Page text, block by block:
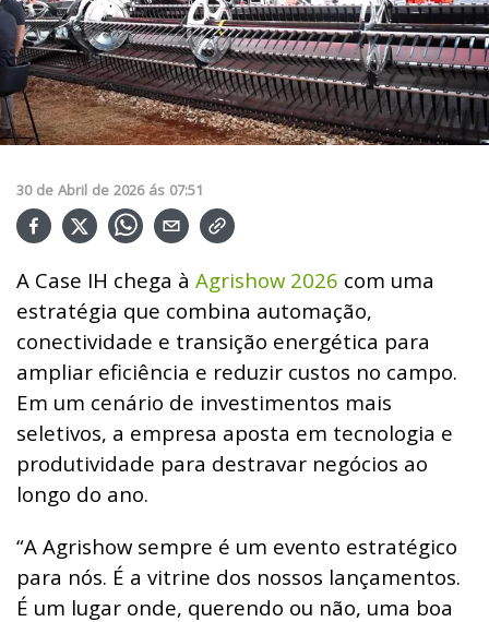
30 de Abril de 2026 ás 07:51
A Case IH chega à Agrishow 2026 com uma
estratégia que combina automação,
conectividade e transição energética para
ampliar eficiência e reduzir custos no campo.
Em um cenário de investimentos mais
seletivos, a empresa aposta em tecnologia e
produtividade para destravar negócios ao
longo do ano.
“A Agrishow sempre é um evento estratégico
para nós. É a vitrine dos nossos lançamentos.
É um lugar onde, querendo ou não, uma boa